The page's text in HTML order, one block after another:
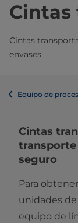
Cintas
Cintas
envases
Equipo de
​​​​​​​​Cintas
transporte
seguro
Para
unidades
equipo de